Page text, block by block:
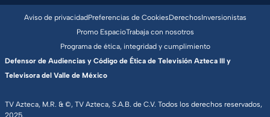
TV Azteca, M.R. & ©, TV Azteca, S.A.B. de C.V. Todos los derechos reservados,
2025.
Aviso de privacidadPreferencias de CookiesDerechosInversionistas
Promo EspacioTrabaja con nosotros
Programa de ética, integridad y cumplimiento
Defensor de Audiencias y Código de Ética de Televisión Azteca III y
Televisora del Valle de México